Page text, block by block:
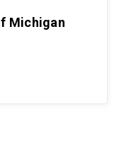
Michigan